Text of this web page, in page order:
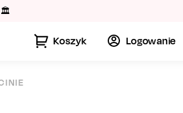
🏛️
Koszyk Logowanie